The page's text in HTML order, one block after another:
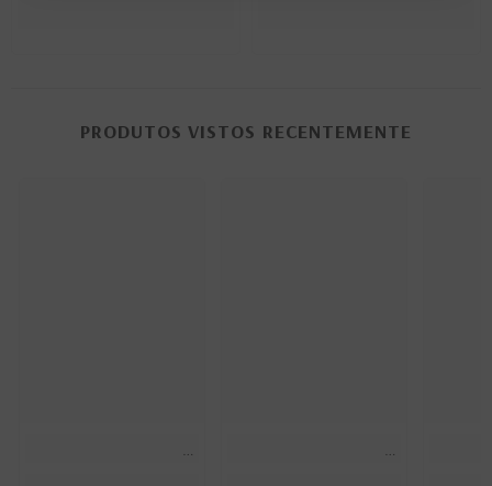
PRODUTOS VISTOS RECENTEMENTE